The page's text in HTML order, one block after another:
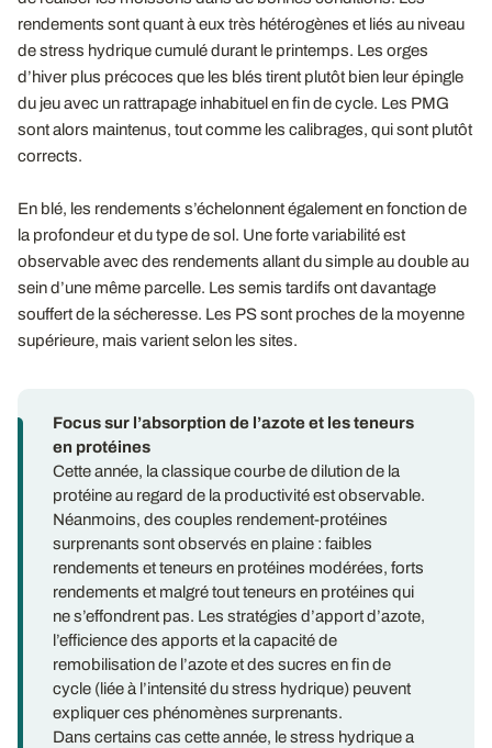
rendements sont quant à eux très hétérogènes et liés au niveau
de stress hydrique cumulé durant le printemps. Les orges
d’hiver plus précoces que les blés tirent plutôt bien leur épingle
du jeu avec un rattrapage inhabituel en fin de cycle. Les PMG
sont alors maintenus, tout comme les calibrages, qui sont plutôt
corrects.
En blé, les rendements s’échelonnent également en fonction de
la profondeur et du type de sol. Une forte variabilité est
observable avec des rendements allant du simple au double au
sein d’une même parcelle. Les semis tardifs ont davantage
souffert de la sécheresse. Les PS sont proches de la moyenne
supérieure, mais varient selon les sites.
Focus sur l’absorption de l’azote et les teneurs
en protéines
Cette année, la classique courbe de dilution de la
protéine au regard de la productivité est observable.
Néanmoins, des couples rendement-protéines
surprenants sont observés en plaine : faibles
rendements et teneurs en protéines modérées, forts
rendements et malgré tout teneurs en protéines qui
ne s’effondrent pas. Les stratégies d’apport d’azote,
l’efficience des apports et la capacité de
remobilisation de l’azote et des sucres en fin de
cycle (liée à l’intensité du stress hydrique) peuvent
expliquer ces phénomènes surprenants.
Dans certains cas cette année, le stress hydrique a